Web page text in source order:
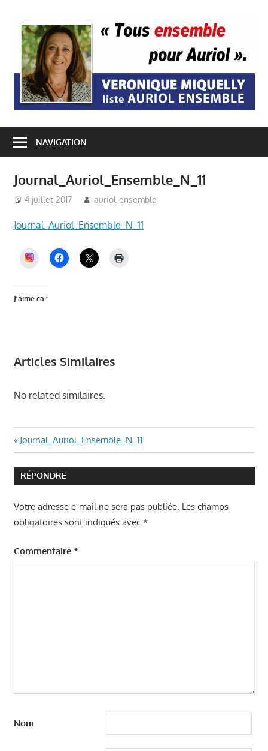
contenu
NAVIGATION
Journal_Auriol_Ensemble_N_11
4 juillet 2017 auriol-ensemble
Journal_Auriol_Ensemble_N_11
INSTAGRAM
J’aime ça :
Articles Similaires
No related similaires.
Navigation
de
l’article
Article
précédent
:
Journal_Auriol_Ensemble_N_11
RÉPONDRE
Votre adresse e-mail ne sera pas publiée. Les champs
obligatoires sont indiqués avec *
Commentaire *
Nom